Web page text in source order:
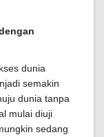
dunia
semakin
dunia tanpa
mulai diuji
sedang